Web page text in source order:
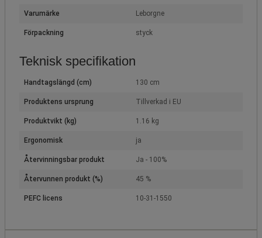
Varumärke Leborgne
Förpackning styck
Teknisk specifikation
Handtagslängd (cm) 130 cm
Produktens ursprung Tillverkad i EU
Produktvikt (kg) 1.16 kg
Ergonomisk ja
Återvinningsbar produkt Ja - 100%
Återvunnen produkt (%) 45 %
PEFC licens 10-31-1550